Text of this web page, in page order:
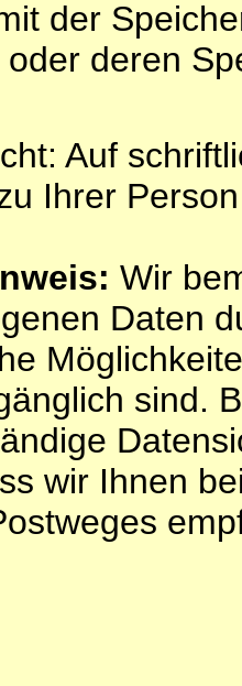
der
deren
Auf
Ihrer
Wir
Daten
sind.
wir Ihnen